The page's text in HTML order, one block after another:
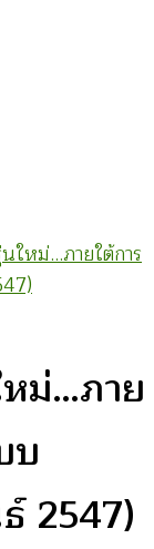
นใหม่…ภายใต้การ
หม่…ภาย
บ
2547)